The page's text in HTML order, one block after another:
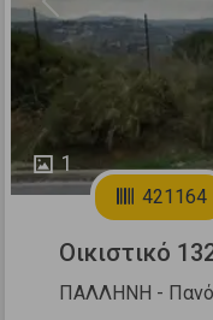
1
Previous
421164
Οικιστικό
ΠΑΛΛΗΝΗ -